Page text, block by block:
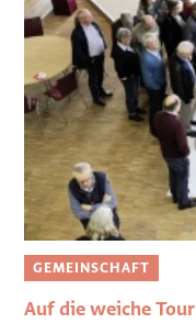
GEMEINSCHAFT
Auf die weiche Tour